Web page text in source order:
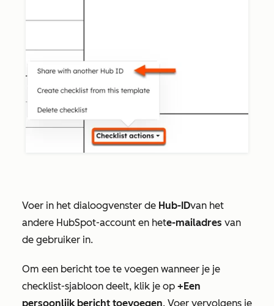
Voer in het dialoogvenster de Hub-IDvan het
andere HubSpot-account en hete-mailadres van
de gebruiker in.
Om een bericht toe te voegen wanneer je je
checklist-sjabloon deelt, klik je op +Een
persoonlijk bericht toevoegen. Voer vervolgens je